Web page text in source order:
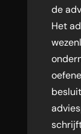
de
Het